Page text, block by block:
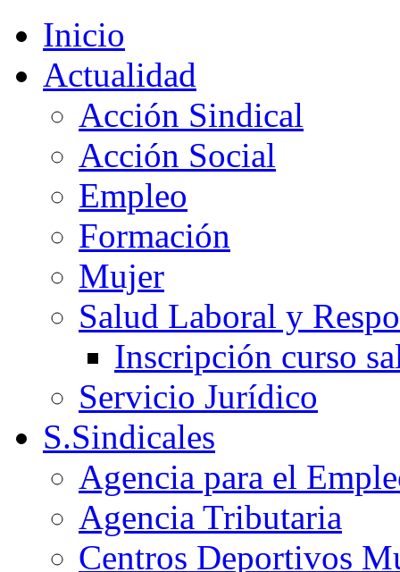
Inicio
Actualidad
Acción Sindical
Acción Social
Empleo
Formación
Mujer
Salud Laboral y
Inscripción curso
Servicio Jurídico
S.Sindicales
Agencia para el
Agencia Tributaria
Centros Deportivos